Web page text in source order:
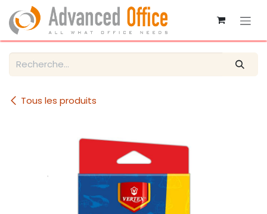
Se rendre au contenu
Tous les produits